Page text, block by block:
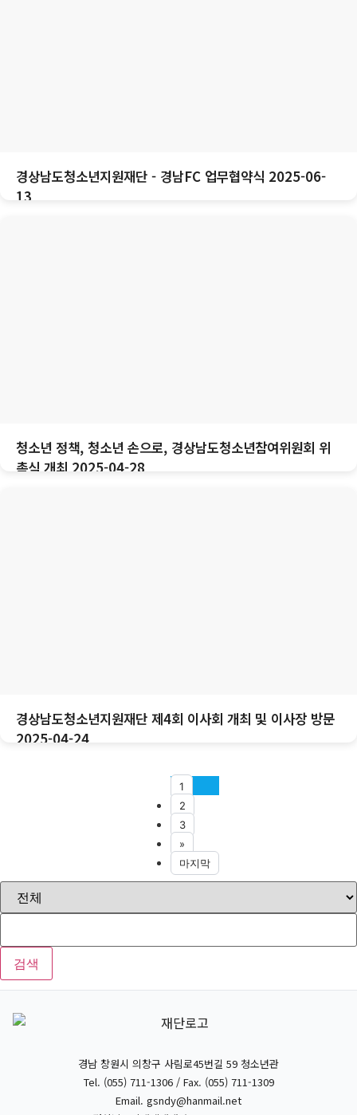
경상남도청소년지원재단 - 경남FC 업무협약식 2025-06-
13
청소년 정책, 청소년 손으로, 경상남도청소년참여위원회 위
촉식 개최 2025-04-28
경상남도청소년지원재단 제4회 이사회 개최 및 이사장 방문
2025-04-24
1
2
3
»
마지막
검색
경남 창원시 의창구 사림로45번길 59 청소년관
Tel. (055) 711-1306 / Fax. (055) 711-1309
Email. gsndy@hanmail.net